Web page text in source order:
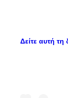
Δείτε αυτή